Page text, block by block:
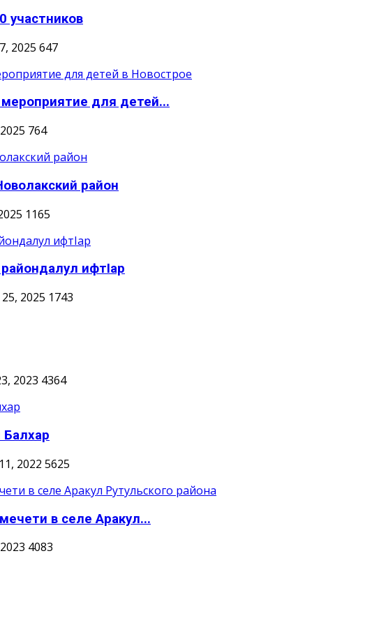
участников
2025 647
для детей...
764
район
1165
ифтIар
2025 1743
2023 4364
2022 5625
в селе Аракул...
4083